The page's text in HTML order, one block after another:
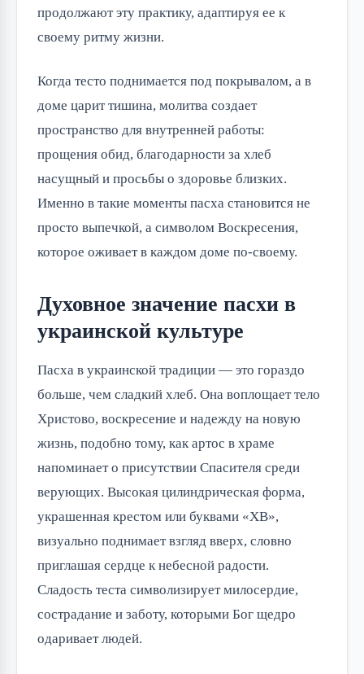
продолжают эту практику, адаптируя ее к
своему ритму жизни.
Когда тесто поднимается под покрывалом, а в
доме царит тишина, молитва создает
пространство для внутренней работы:
прощения обид, благодарности за хлеб
насущный и просьбы о здоровье близких.
Именно в такие моменты пасха становится не
просто выпечкой, а символом Воскресения,
которое оживает в каждом доме по-своему.
Духовное значение пасхи в
украинской культуре
Пасха в украинской традиции — это гораздо
больше, чем сладкий хлеб. Она воплощает тело
Христово, воскресение и надежду на новую
жизнь, подобно тому, как артос в храме
напоминает о присутствии Спасителя среди
верующих. Высокая цилиндрическая форма,
украшенная крестом или буквами «ХВ»,
визуально поднимает взгляд вверх, словно
приглашая сердце к небесной радости.
Сладость теста символизирует милосердие,
сострадание и заботу, которыми Бог щедро
одаривает людей.